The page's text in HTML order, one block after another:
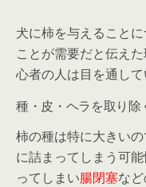
犬に柿を与えること
ことが需要だと伝え
心者の人は目を通して
種・皮・ヘラを取り除
柿の種は特に大きい
に詰まってしまう可能
ってしまい腸閉塞な